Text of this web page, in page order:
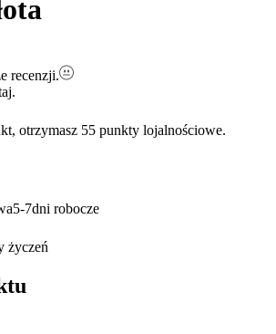
recenzji.
otrzymasz 55 punkty lojalnościowe.
5-7dni robocze
życzeń